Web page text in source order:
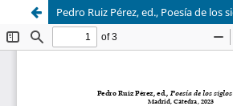
Pedro Ruiz Pérez, ed., Poesía de los